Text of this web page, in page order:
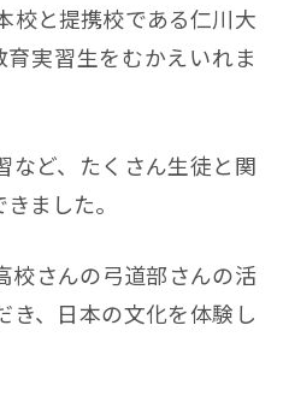
校と提携校である仁川大
実習生をむかえいれま
など、たくさん生徒と関
ました。
校さんの弓道部さんの活
き、日本の文化を体験し